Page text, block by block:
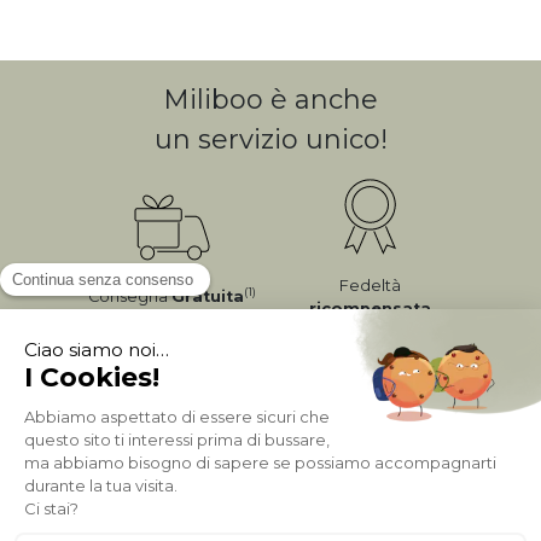
Miliboo è anche
un servizio unico!
ConsegnaGratuita(1)
Fedeltà
ricompensata
Pagamento sicuro